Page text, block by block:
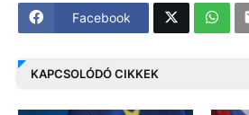
Facebook
KAPCSOLÓDÓ CIKKEK